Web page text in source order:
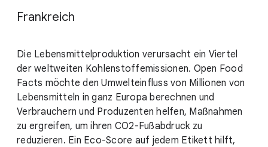
Frankreich
Die Lebensmittelproduktion verursacht ein Viertel
der weltweiten Kohlenstoffemissionen. Open Food
Facts möchte den Umwelteinfluss von Millionen von
Lebensmitteln in ganz Europa berechnen und
Verbrauchern und Produzenten helfen, Maßnahmen
zu ergreifen, um ihren CO2-Fußabdruck zu
reduzieren. Ein Eco-Score auf jedem Etikett hilft,